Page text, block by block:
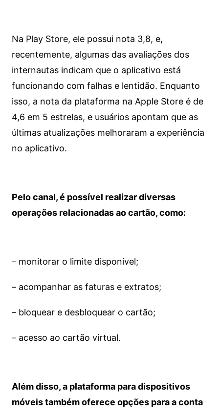
Na Play Store, ele possui nota 3,8, e,
recentemente, algumas das avaliações dos
internautas indicam que o aplicativo está
funcionando com falhas e lentidão. Enquanto
isso, a nota da plataforma na Apple Store é de
4,6 em 5 estrelas, e usuários apontam que as
últimas atualizações melhoraram a experiência
no aplicativo.
Pelo canal, é possível realizar diversas
operações relacionadas ao cartão, como:
– monitorar o limite disponível;
– acompanhar as faturas e extratos;
– bloquear e desbloquear o cartão;
– acesso ao cartão virtual.
Além disso, a plataforma para dispositivos
móveis também oferece opções para a conta